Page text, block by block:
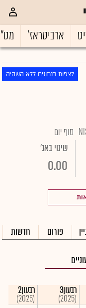
ארביטראז'
לצפות בנתונים ללא השהיה
סוף יום
שינוי באג'
0.00
פורום חדשות
רבעון3
(2025)
רבעון2
(2025)